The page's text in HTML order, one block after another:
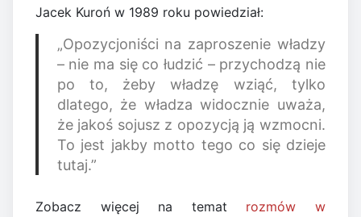
Jacek Kuroń w 1989 roku powiedział:
„Opozycjoniści na zaproszenie władzy
– nie ma się co łudzić – przychodzą nie
po to, żeby władzę wziąć, tylko
dlatego, że władza widocznie uważa,
że jakoś sojusz z opozycją ją wzmocni.
To jest jakby motto tego co się dzieje
tutaj.”
Zobacz więcej na temat rozmów w